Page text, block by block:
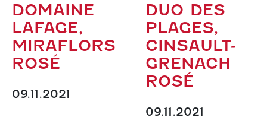
DOMAINE
LAFAGE,
MIRAFLORS
ROSÉ
09.11.2021
DUO DES
PLAGES,
CINSAULT-
GRENACH
ROSÉ
09.11.2021